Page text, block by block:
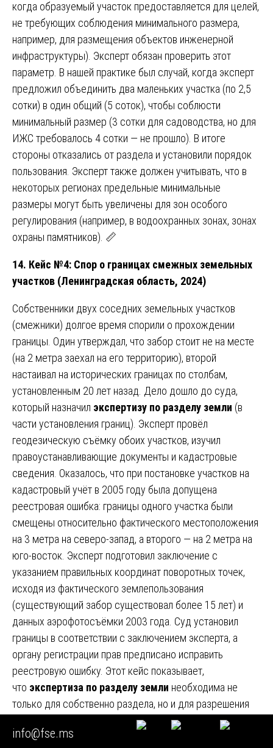
когда образуемый участок предоставляется для целей,
не требующих соблюдения минимального размера,
например, для размещения объектов инженерной
инфраструктуры). Эксперт обязан проверить этот
параметр. В нашей практике был случай, когда эксперт
предложил объединить два маленьких участка (по 2,5
сотки) в один общий (5 соток), чтобы соблюсти
минимальный размер (3 сотки для садоводства, но для
ИЖС требовалось 4 сотки — не прошло). В итоге
стороны отказались от раздела и установили порядок
пользования. Эксперт также должен учитывать, что в
некоторых регионах предельные минимальные
размеры могут быть увеличены для зон особого
регулирования (например, в водоохранных зонах, зонах
охраны памятников). 📏
14. Кейс №4: Спор о границах смежных земельных
участков (Ленинградская область, 2024)
Собственники двух соседних земельных участков
(смежники) долгое время спорили о прохождении
границы. Один утверждал, что забор стоит не на месте
(на 2 метра заехал на его территорию), второй
настаивал на исторических границах по столбам,
установленным 20 лет назад. Дело дошло до суда,
который назначил экспертизу по разделу земли (в
части установления границ). Эксперт провёл
геодезическую съёмку обоих участков, изучил
правоустанавливающие документы и кадастровые
сведения. Оказалось, что при постановке участков на
кадастровый учёт в 2005 году была допущена
реестровая ошибка: границы одного участка были
смещены относительно фактического местоположения
на 3 метра на северо-запад, а второго — на 2 метра на
юго-восток. Эксперт подготовил заключение с
указанием правильных координат поворотных точек,
исходя из фактического землепользования
(существующий забор существовал более 15 лет) и
данных аэрофотосъёмки 2003 года. Суд установил
границы в соответствии с заключением эксперта, а
органу регистрации прав предписано исправить
реестровую ошибку. Этот кейс показывает,
что экспертиза по разделу земли необходима не
только для собственно раздела, но и для разрешения
любых споров, связанных с границами. 📍
info@fse.ms